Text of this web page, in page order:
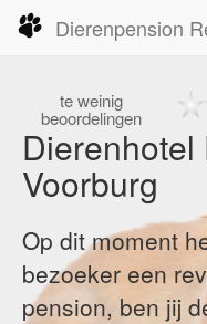
Dierenpension
teweinig
beoordelingen
Dierenhotel
Voorburg
Op dit moment
bezoeker een
pension, ben jij